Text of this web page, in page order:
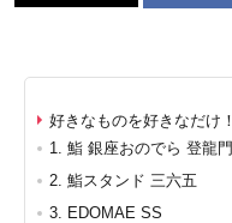
好きなものを好きなだけ！
1. 鮨 銀座おのでら 登龍門
2. 鮨スタンド 三六五
3. EDOMAE SS